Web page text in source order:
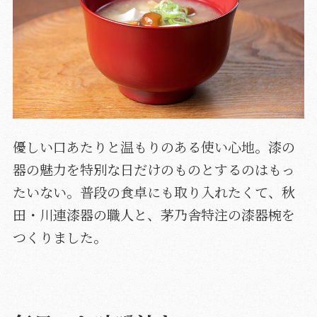
優しい口あたりと温もりのある使い心地。漆の
器の魅力を特別な日だけのものとするのはもっ
たいない。普段の食卓にも取り入れたくて、秋
田・川連漆器の職人と、茅乃舎特注の漆器椀を
つくりました。